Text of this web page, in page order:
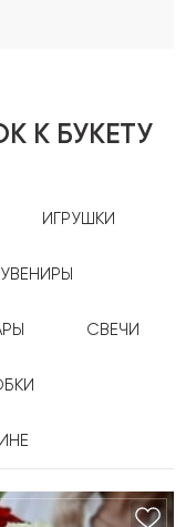
К БУКЕТУ
ИГРУШКИ
СВЕЧИ